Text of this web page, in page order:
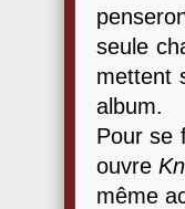
seule
mettent
album.
Pour se
ouvre
même